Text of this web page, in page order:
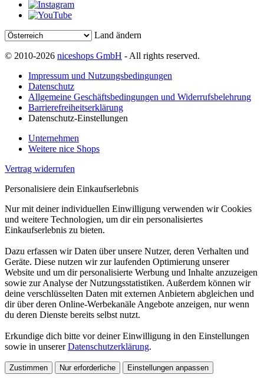
Land ändern
© 2010-2026 niceshops GmbH - All rights reserved.
Impressum und Nutzungsbedingungen
Datenschutz
Allgemeine Geschäftsbedingungen und Widerrufsbelehrung
Barrierefreiheitserklärung
Datenschutz-Einstellungen
Unternehmen
Weitere nice Shops
Vertrag widerrufen
Personalisiere dein Einkaufserlebnis
Nur mit deiner individuellen Einwilligung verwenden wir Cookies
und weitere Technologien, um dir ein personalisiertes
Einkaufserlebnis zu bieten.
Dazu erfassen wir Daten über unsere Nutzer, deren Verhalten und
Geräte. Diese nutzen wir zur laufenden Optimierung unserer
Website und um dir personalisierte Werbung und Inhalte anzuzeigen
sowie zur Analyse der Nutzungsstatistiken. Außerdem können wir
deine verschlüsselten Daten mit externen Anbietern abgleichen und
dir über deren Online-Werbekanäle Angebote anzeigen, nur wenn
du deren Dienste bereits selbst nutzt.
Erkundige dich bitte vor deiner Einwilligung in den Einstellungen
sowie in unsererDatenschutzerklärung.
Zustimmen Nur erforderliche Einstellungen anpassen